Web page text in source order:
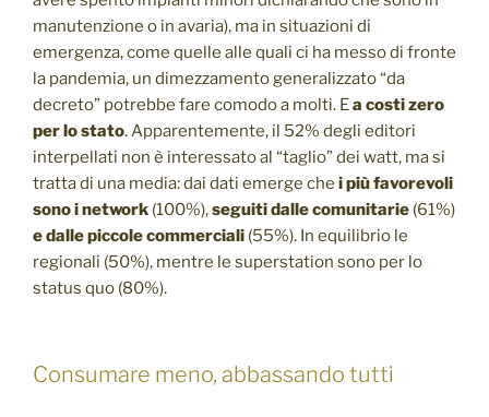
manutenzione o in avaria), ma in situazioni di
emergenza, come quelle alle quali ci ha messo di fronte
la pandemia, un dimezzamento generalizzato “da
decreto” potrebbe fare comodo a molti. Ea costi zero
per lo stato. Apparentemente, il 52% degli editori
interpellati non è interessato al “taglio” dei watt, ma si
tratta di una media: dai dati emerge che i più favorevoli
sono i network (100%),seguiti dalle comunitarie (61%)
e dalle piccole commerciali (55%). In equilibrio le
regionali (50%), mentre le superstation sono per lo
status quo (80%).
Consumare meno, abbassando tutti